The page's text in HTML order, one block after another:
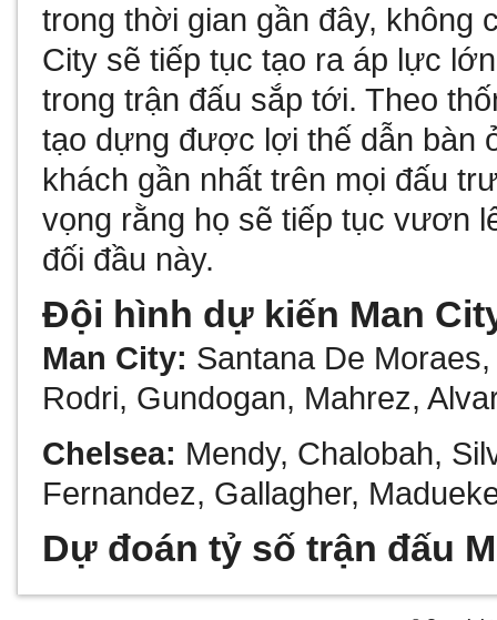
trong thời gian gần đây, không
City sẽ tiếp tục tạo ra áp lực
trong trận đấu sắp tới. Theo
tạo dựng được lợi thế dẫn bàn
khách gần nhất trên mọi đấu
vọng rằng họ sẽ tiếp tục vươn
đối đầu này.
Đội hình dự kiến Man
Man City: Santana De
Rodri, Gundogan, Mahrez,
Chelsea: Mendy, Chalobah,
Fernandez, Gallagher,
Dự đoán tỷ số trận đấu